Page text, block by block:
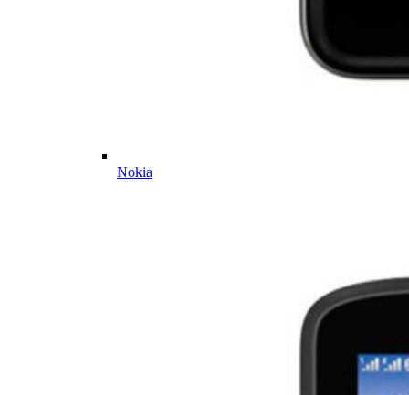
Nokia